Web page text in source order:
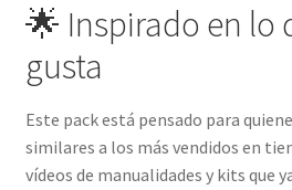
🌟 Inspirado en lo
gusta
Este pack está pensado para
similares a los más vendidos en
vídeos de manualidades y kits que